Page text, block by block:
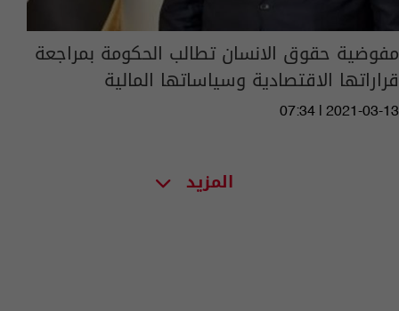
مفوضية حقوق الانسان تطالب الحكومة بمراجعة
قراراتها الاقتصادية وسياساتها المالية
07:34 | 2021-03-13
المزيد